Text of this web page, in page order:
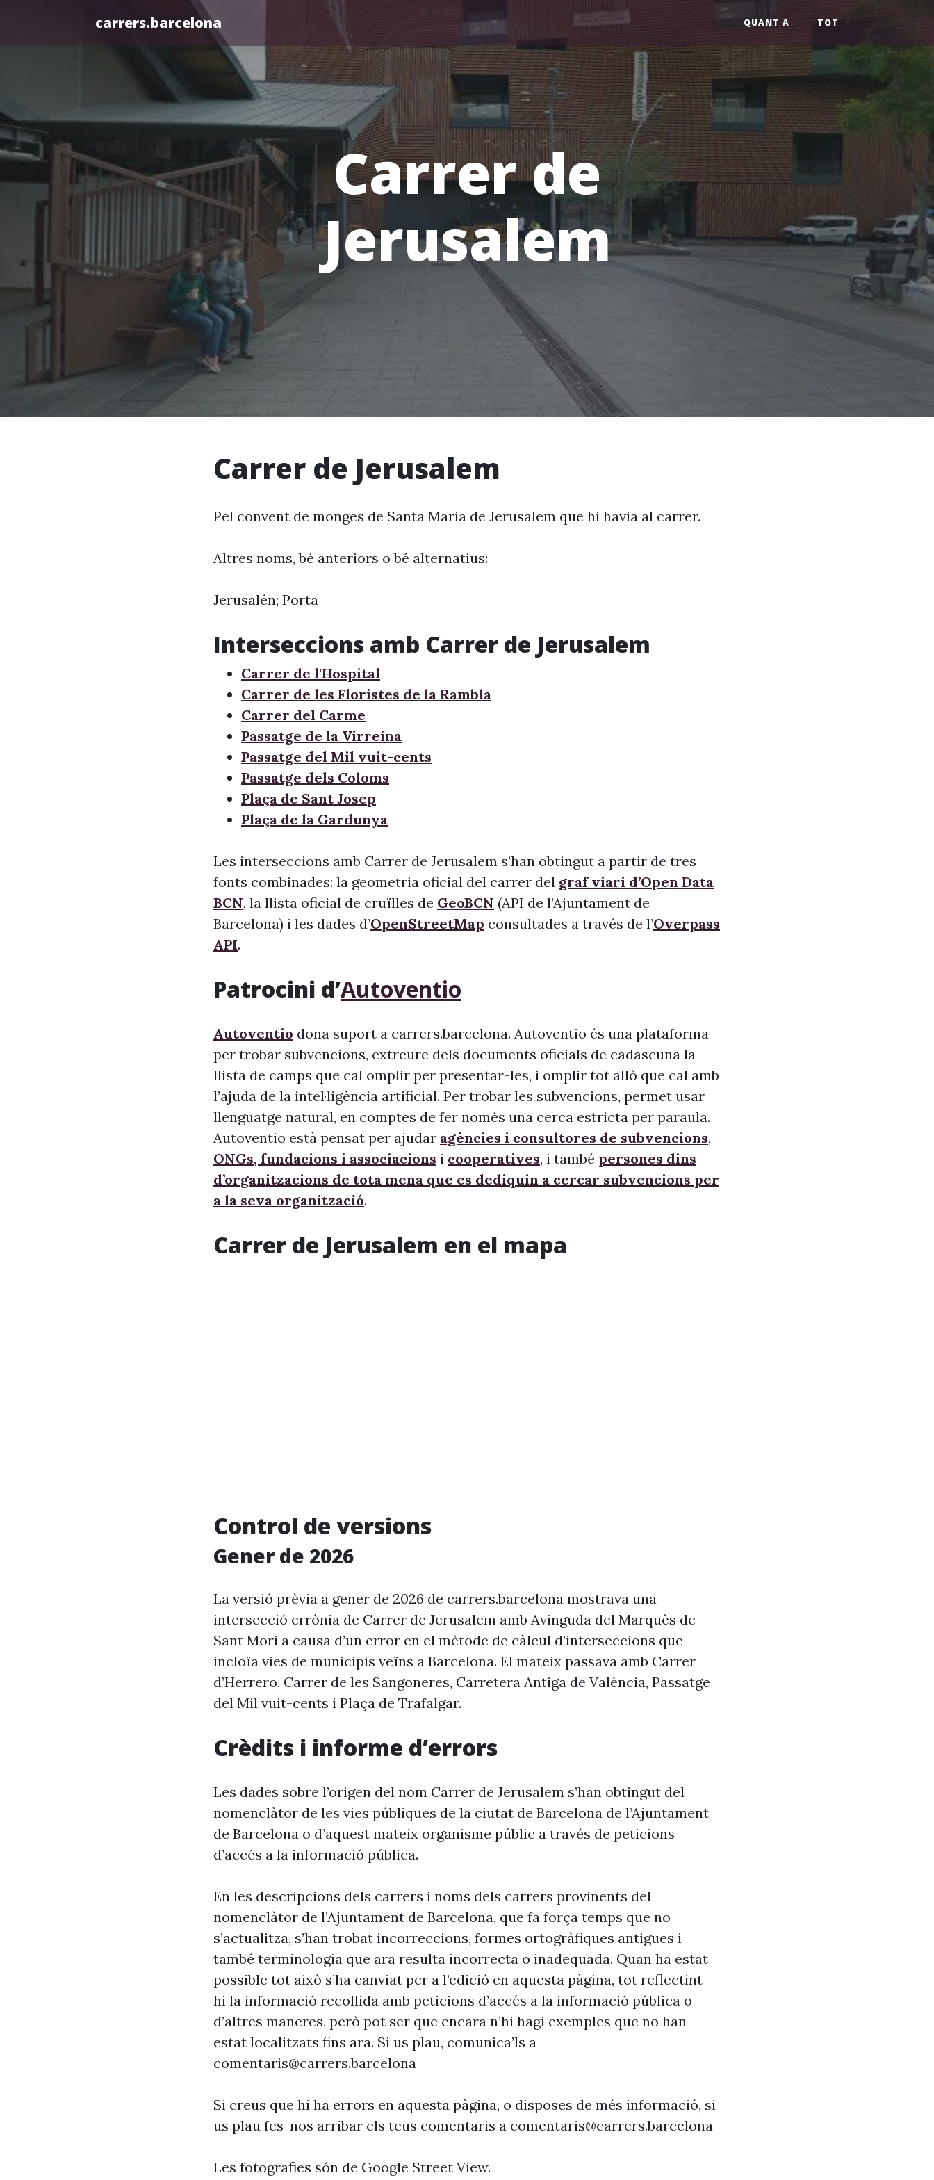
carrers.barcelona QUANT A TOT
Carrer de
Jerusalem
Carrer de Jerusalem
Pel convent de monges de Santa Maria de Jerusalem que hi havia al carrer.
Altres noms, bé anteriors o bé alternatius:
Jerusalén; Porta
Interseccions amb Carrer de Jerusalem
Carrer de l'Hospital
Carrer de les Floristes de la Rambla
Carrer del Carme
Passatge de la Virreina
Passatge del Mil vuit-cents
Passatge dels Coloms
Plaça de Sant Josep
Plaça de la Gardunya
Les interseccions amb Carrer de Jerusalem s’han obtingut a partir de tres
fonts combinades: la geometria oficial del carrer del graf viari d’Open Data
BCN, la llista oficial de cruïlles de GeoBCN (API de l’Ajuntament de
Barcelona) i les dades d’OpenStreetMap consultades a través de l’Overpass
API.
Patrocini d’Autoventio
Autoventio dona suport a carrers.barcelona. Autoventio és una plataforma
per trobar subvencions, extreure dels documents oficials de cadascuna la
llista de camps que cal omplir per presentar-les, i omplir tot allò que cal amb
l’ajuda de la intel·ligència artificial. Per trobar les subvencions, permet usar
llenguatge natural, en comptes de fer només una cerca estricta per paraula.
Autoventio està pensat per ajudar agències i consultores de subvencions,
ONGs, fundacions i associacions i cooperatives, i també persones dins
d’organitzacions de tota mena que es dediquin a cercar subvencions per
a la seva organització.
Carrer de Jerusalem en el mapa
Control de versions
Gener de 2026
La versió prèvia a gener de 2026 de carrers.barcelona mostrava una
intersecció errònia de Carrer de Jerusalem amb Avinguda del Marquès de
Sant Mori a causa d’un error en el mètode de càlcul d’interseccions que
incloïa vies de municipis veïns a Barcelona. El mateix passava amb Carrer
d’Herrero, Carrer de les Sangoneres, Carretera Antiga de València, Passatge
del Mil vuit-cents i Plaça de Trafalgar.
Crèdits i informe d’errors
Les dades sobre l’origen del nom Carrer de Jerusalem s’han obtingut del
nomenclàtor de les vies públiques de la ciutat de Barcelona de l’Ajuntament
de Barcelona o d’aquest mateix organisme públic a través de peticions
d’accés a la informació pública.
En les descripcions dels carrers i noms dels carrers provinents del
nomenclàtor de l’Ajuntament de Barcelona, que fa força temps que no
s’actualitza, s’han trobat incorreccions, formes ortogràfiques antigues i
també terminologia que ara resulta incorrecta o inadequada. Quan ha estat
possible tot això s’ha canviat per a l’edició en aquesta pàgina, tot reflectint-
hi la informació recollida amb peticions d’accés a la informació pública o
d’altres maneres, però pot ser que encara n’hi hagi exemples que no han
estat localitzats fins ara. Si us plau, comunica’ls a
comentaris@carrers.barcelona
Si creus que hi ha errors en aquesta pàgina, o disposes de més informació, si
us plau fes-nos arribar els teus comentaris a comentaris@carrers.barcelona
Les fotografies són de Google Street View.